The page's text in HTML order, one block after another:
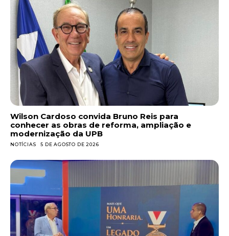
Wilson Cardoso convida Bruno Reis para
conhecer as obras de reforma, ampliação e
modernização da UPB
NOTÍCIAS 5 DE AGOSTO DE 2026